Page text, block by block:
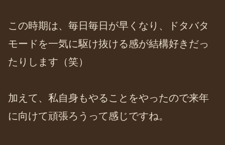
この時期は、毎日毎日が早くなり、ドタバタ
モードを一気に駆け抜ける感が結構好きだっ
たりします（笑）
加えて、私自身もやることをやったので来年
に向けて頑張ろうって感じですね。